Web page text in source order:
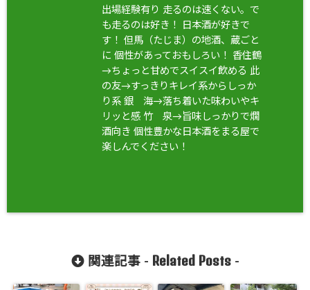
出場経験有り 走るのは速くない。で
も走るのは好き！ 日本酒が好きで
す！ 但馬（たじま）の地酒、蔵ごと
に 個性があっておもしろい！ 香住鶴
→ちょっと甘めでスイスイ飲める 此
の友→すっきりキレイ系からしっか
り系 銀 海→落ち着いた味わいやキ
リッと感 竹 泉→旨味しっかりで燗
酒向き 個性豊かな日本酒をまる屋で
楽しんでください！
関連記事 - Related Posts-